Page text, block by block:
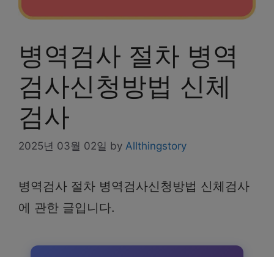
병역검사 절차 병역
검사신청방법 신체
검사
2025년 03월 02일 by Allthingstory
병역검사 절차 병역검사신청방법 신체검사
에 관한 글입니다.